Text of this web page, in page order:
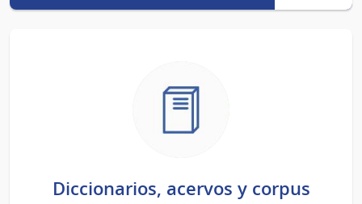
Diccionarios, acervos y corpus